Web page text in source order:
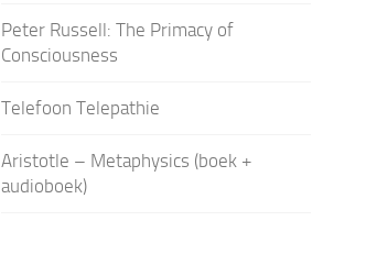
Peter Russell: The Primacy of
Consciousness
Telefoon Telepathie
Aristotle – Metaphysics (boek +
audioboek)